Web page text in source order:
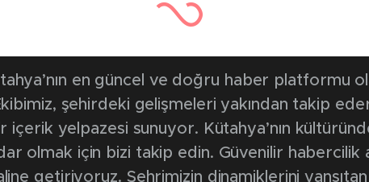
771 kez okunmuştur
Barış
koşuyor